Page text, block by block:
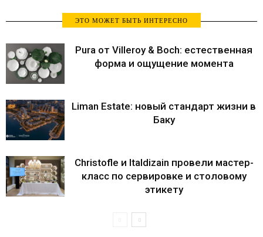
ЭТО МОЖЕТ БЫТЬ ИНТЕРЕСНО
Pura от Villeroy & Boch: естественная
форма и ощущение момента
Liman Estate: новый стандарт жизни в
Баку
Christofle и Italdizain провели мастер-
класс по сервировке и столовому
этикету